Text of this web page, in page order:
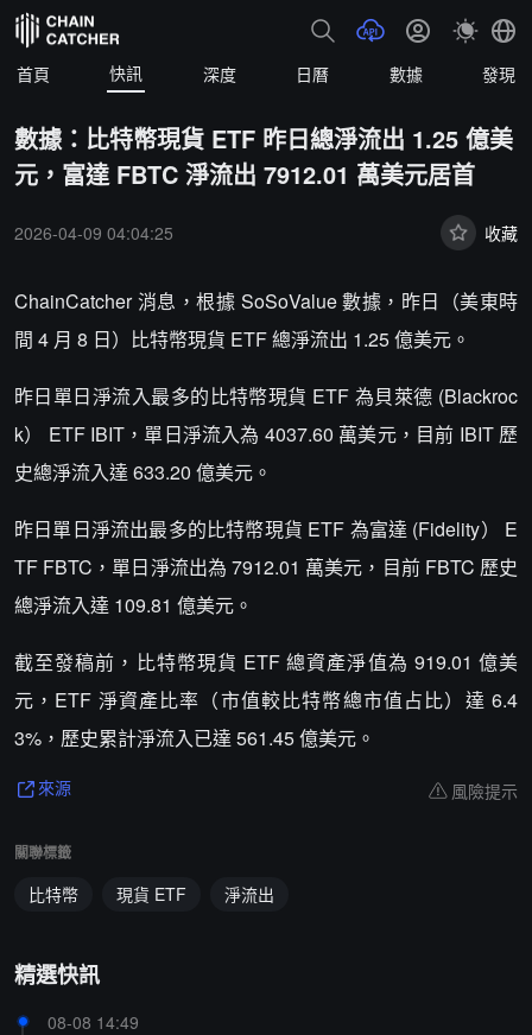
首頁 快訊 深度 日曆 數據 發現
數據：比特幣現貨 ETF 昨日總淨流出 1.25 億美
元，富達 FBTC 淨流出 7912.01 萬美元居首
2026-04-09 04:04:25 收藏
ChainCatcher 消息，根據 SoSoValue 數據，昨日（美東時
間 4 月 8 日）比特幣現貨 ETF 總淨流出 1.25 億美元。
昨日單日淨流入最多的比特幣現貨 ETF 為貝萊德 (Blackroc
k） ETF IBIT，單日淨流入為 4037.60 萬美元，目前 IBIT 歷
史總淨流入達 633.20 億美元。
昨日單日淨流出最多的比特幣現貨 ETF 為富達 (Fidelity） E
TF FBTC，單日淨流出為 7912.01 萬美元，目前 FBTC 歷史
總淨流入達 109.81 億美元。
截至發稿前，比特幣現貨 ETF 總資產淨值為 919.01 億美
元，ETF 淨資產比率（市值較比特幣總市值占比）達 6.4
3%，歷史累計淨流入已達 561.45 億美元。
來源 風險提示
關聯標籤
比特幣 現貨 ETF 淨流出
精選快訊
08-08 14:49